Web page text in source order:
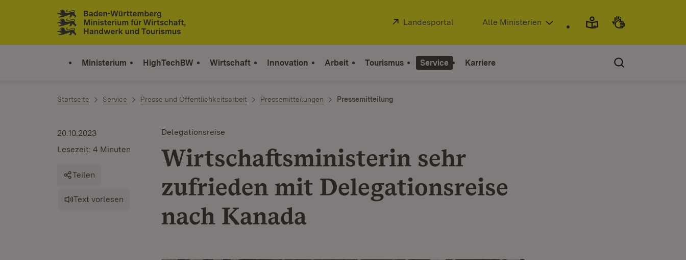
Zum Inhalt springen
Link zur Startseite
Extern:
Landesportal (Öffnet in neuem Fenster)
Alle Ministerien
Ministerium HighTechBW Wirtschaft Innovation Arbeit Tourismus Service Karriere
Startseite Service Presse und Öffentlichkeitsarbeit Pressemitteilungen Pressemitteilung
Delegationsreise
Wirtschaftsministerin sehr
zufrieden mit Delegationsreise
nach Kanada
20.10.2023
Lesezeit: 4 Minuten
Teilen
Text vorlesen